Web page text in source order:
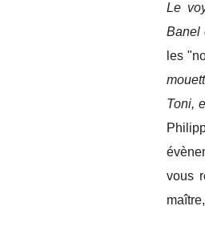
Le
Banel
les
Toni,
vous